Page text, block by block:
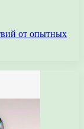
от опытных